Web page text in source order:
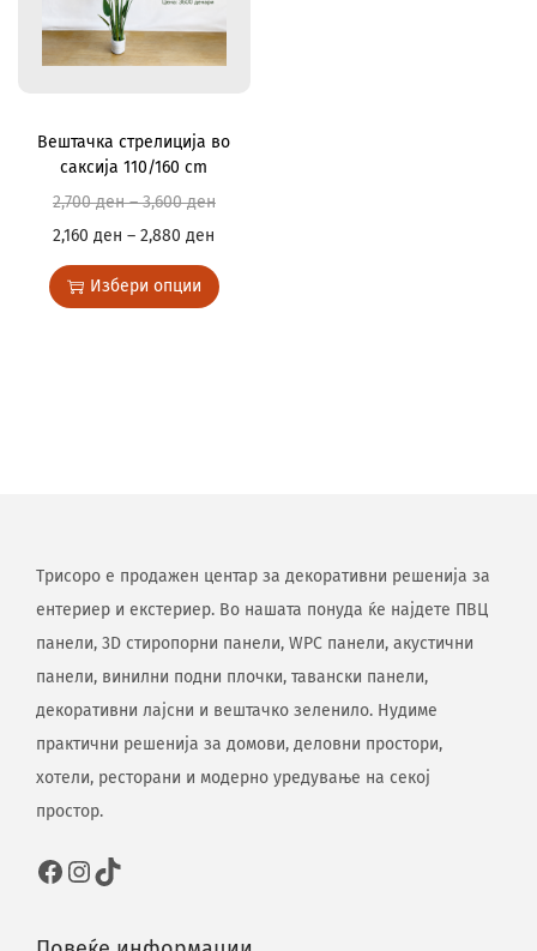
Вештачка стрелиција во
саксија 110/160 cm
2,700ден–3,600ден
2,160ден –2,880ден
Избери опции
Трисоро е продажен центар за декоративни решенија за
ентериер и екстериер. Во нашата понуда ќе најдете ПВЦ
панели, 3D стиропорни панели, WPC панели, акустични
панели, винилни подни плочки, тавански панели,
декоративни лајсни и вештачко зеленило. Нудиме
практични решенија за домови, деловни простори,
хотели, ресторани и модерно уредување на секој
простор.